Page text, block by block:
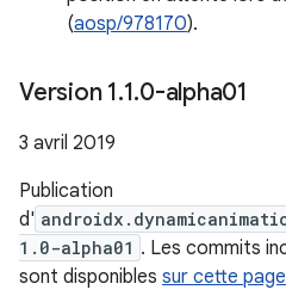
(aosp/978170).
Version 1.1.0-alpha01
3 avril 2019
Publication
d'
1.0-alpha01 . Les commits
sont disponibles sur cette page